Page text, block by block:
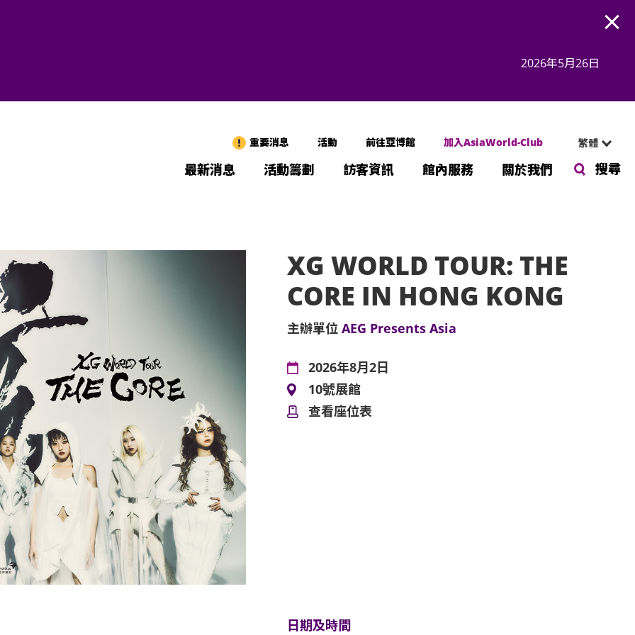
2026年5月26日
重要消息 活動 前往亞博館 加入AsiaWorld-Club 繁體
最新消息 活動籌劃 訪客資訊 館內服務 關於我們 搜尋
XG WORLD TOUR: THE
CORE IN HONG KONG
主辦單位 AEG Presents Asia
2026年8月2日
10號展館
查看座位表
日期及時間